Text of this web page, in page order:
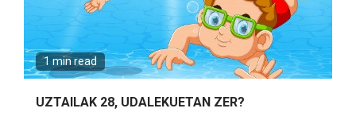
1 min read
UZTAILAK 28, UDALEKUETAN ZER?